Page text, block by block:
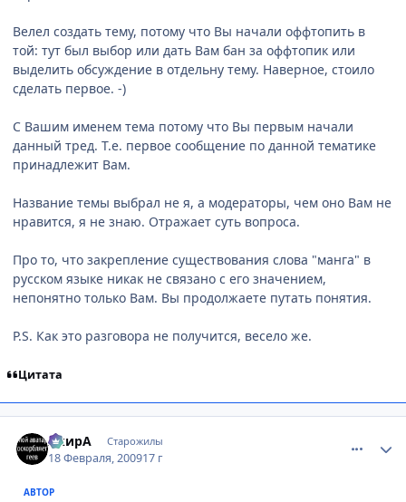
Велел создать тему, потому что Вы начали оффтопить в
той: тут был выбор или дать Вам бан за оффтопик или
выделить обсуждение в отдельну тему. Наверное, стоило
сделать первое. -)
С Вашим именем тема потому что Вы первым начали
данный тред. Т.е. первое сообщение по данной тематике
принадлежит Вам.
Название темы выбрал не я, а модераторы, чем оно Вам не
нравится, я не знаю. Отражает суть вопроса.
Про то, что закрепление существования слова "манга" в
русском языке никак не связано с его значением,
непонятно только Вам. Вы продолжаете путать понятия.
P.S. Как это разговора не получится, весело же.
Цитата
АкирА Старожилы
18 Февраля, 200917 г
АВТОР